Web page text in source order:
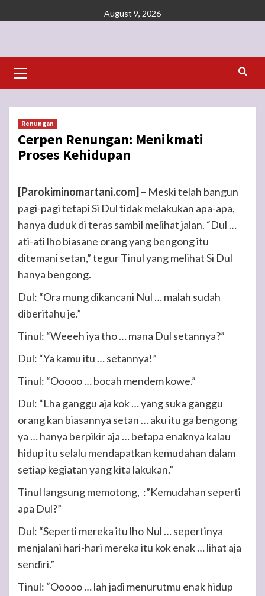
to
August 9, 2026
Menu
Renungan
Cerpen Renungan: Menikmati
Proses Kehidupan
[Parokiminomartani.com] – Meski telah bangun
pagi-pagi tetapi Si Dul tidak melakukan apa-apa,
hanya duduk di teras sambil melihat jalan. “Dul …
ati-ati lho biasane orang yang bengong itu
ditemani setan,” tegur Tinul yang melihat Si Dul
hanya bengong.
Dul: “Ora mung dikancani Nul … malah sudah
diberitahu je.”
Tinul: “Weeeh iya tho … mana Dul setannya?”
Dul: “Ya kamu itu … setannya!”
Tinul: “Ooooo … bocah mendem kowe.”
Dul: “Lha ganggu aja kok … yang suka ganggu
orang kan biasannya setan … aku itu ga bengong
ya … hanya berpikir aja … betapa enaknya kalau
hidup itu selalu mendapatkan kemudahan dalam
setiap kegiatan yang kita lakukan.”
Tinul langsung memotong, :”Kemudahan seperti
apa Dul?”
Dul: “Seperti mereka itu lho Nul … sepertinya
menjalani hari-hari mereka itu kok enak … lihat aja
sendiri.”
Tinul: “Ooooo … lah jadi menurutmu enak hidup